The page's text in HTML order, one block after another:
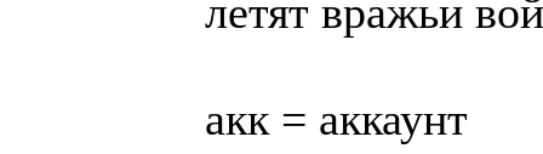
летят вражьи
акк = аккаунт